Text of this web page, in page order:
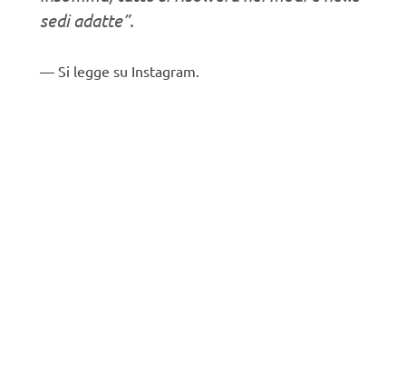
sedi adatte”.
Si legge su Instagram.